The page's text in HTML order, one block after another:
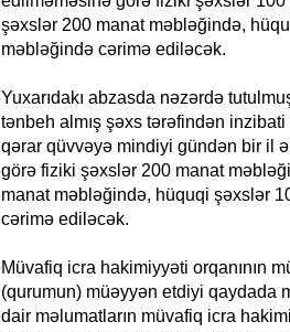
şəxslər 200 manat məbləğində,
məbləğində cərimə ediləcək.
Yuxarıdakı abzasda nəzərdə
tənbeh almış şəxs tərəfindən
qərar qüvvəyə mindiyi gündən bir il
görə fiziki şəxslər 200 manat
manat məbləğində, hüquqi şəxslər
cərimə ediləcək.
Müvafiq icra hakimiyyəti orqanının
(qurumun) müəyyən etdiyi qaydada
dair məlumatların müvafiq icra